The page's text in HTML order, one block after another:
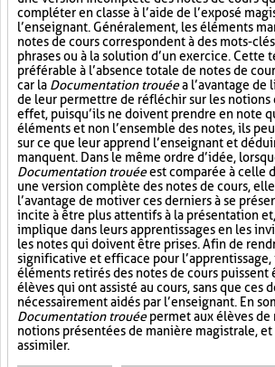
compléter en classe à l’aide de l’exposé
l’enseignant. Généralement, les éléments
notes de cours correspondent à des mots-
phrases ou à la solution d’un exercice. Cette
préférable à l’absence totale de notes de
car la Documentation trouéea l’avantage de
de leur permettre de réfléchir sur les notions
effet, puisqu’ils ne doivent prendre en note
éléments et non l’ensemble des notes, ils
sur ce que leur apprend l’enseignant et
manquent. Dans le même ordre d’idée,
Documentation trouéeest comparée à celle
une version complète des notes de cours,
l’avantage de motiver ces derniers à se
incite à être plus attentifs à la présentation
implique dans leurs apprentissages en les
les notes qui doivent être prises. Afin de
significative et efficace pour
éléments retirés des notes de cours puissent
élèves qui ont assisté au cours, sans que ces
nécessairement aidés par l’enseignant. En
Documentation trouéepermet aux élèves de
notions présentées de manière magistrale,
assimiler.